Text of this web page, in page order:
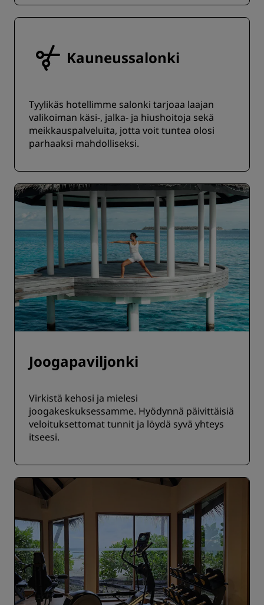
Kauneussalonki
Tyylikäs hotellimme salonki tarjoaa laajan
valikoiman käsi-, jalka- ja hiushoitoja sekä
meikkauspalveluita, jotta voit tuntea olosi
parhaaksi mahdolliseksi.
Joogapaviljonki
Virkistä kehosi ja mielesi
joogakeskuksessamme. Hyödynnä päivittäisiä
veloituksettomat tunnit ja löydä syvä yhteys
itseesi.